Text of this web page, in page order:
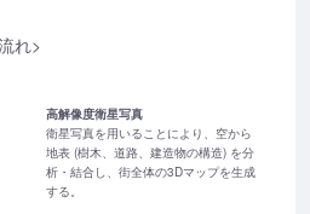
れ>
高解像度衛星写真
衛星写真を用いることにより、空から
地表 (樹木、道路、建造物の構造) を分
析・結合し、街全体の3Dマップを生成
する。